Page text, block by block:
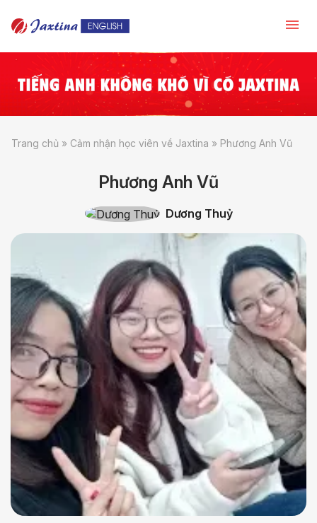
Trang chủ » Cảm nhận học viên về Jaxtina » Phương Anh Vũ
Phương Anh Vũ
Dương Thuỷ